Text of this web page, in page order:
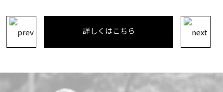
詳しくはこちら